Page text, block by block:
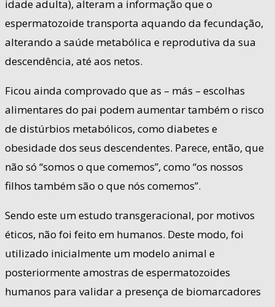
idade adulta), alteram a informação que o
espermatozoide transporta aquando da fecundação,
alterando a saúde metabólica e reprodutiva da sua
descendência, até aos netos.
Ficou ainda comprovado que as – más – escolhas
alimentares do pai podem aumentar também o risco
de distúrbios metabólicos, como diabetes e
obesidade dos seus descendentes. Parece, então, que
não só “somos o que comemos”, como “os nossos
filhos também são o que nós comemos”.
Sendo este um estudo transgeracional, por motivos
éticos, não foi feito em humanos. Deste modo, foi
utilizado inicialmente um modelo animal e
posteriormente amostras de espermatozoides
humanos para validar a presença de biomarcadores